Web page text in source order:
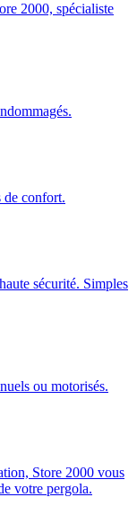
2000, spécialiste
de confort.
sécurité. Simples
ou motorisés.
Store 2000 vous
votre pergola.